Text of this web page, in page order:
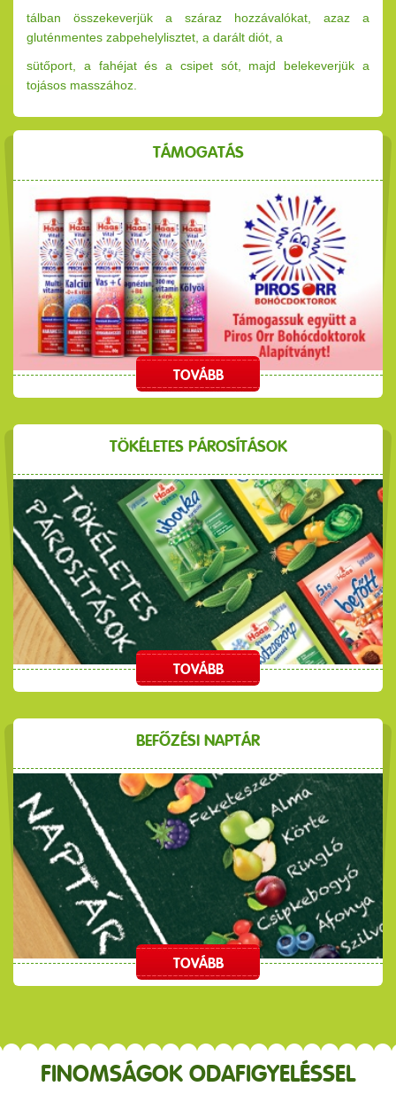
tálban összekeverjük a száraz hozzávalókat, azaz a
gluténmentes zabpehelylisztet, a darált diót, a
sütőport, a fahéjat és a csipet sót, majd belekeverjük a
tojásos masszához.
TÁMOGATÁS
TOVÁBB
TÖKÉLETES PÁROSÍTÁSOK
TOVÁBB
BEFŐZÉSI NAPTÁR
TOVÁBB
FINOMSÁGOK ODAFIGYELÉSSEL